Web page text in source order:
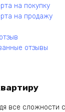
на покупку
на продажу
отзывы
все